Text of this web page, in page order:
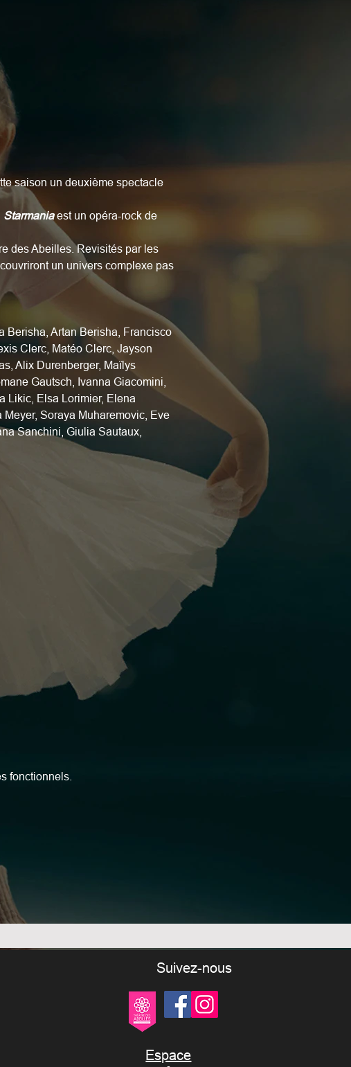
saison un deuxième spectacle
Starmania est un opéra-rock de
des Abeilles. Revisités par les
un univers complexe pas
Berisha, Artan Berisha, Francisco
Clerc, Matéo Clerc, Jayson
Alix Durenberger, Maïlys
Gautsch, Ivanna Giacomini,
Likic, Elsa Lorimier, Elena
Soraya Muharemovic, Eve
Sanchini, Giulia Sautaux,
fonctionnels.
Suivez-nous
Espace